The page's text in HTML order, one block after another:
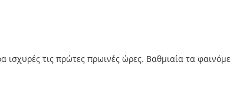
ισχυρές τις πρώτες πρωινές ώρες. Βαθμιαία τα